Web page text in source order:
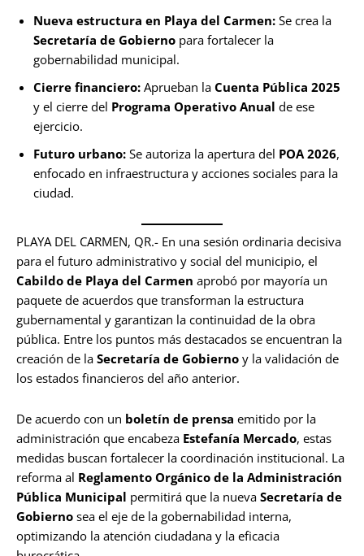
Nueva estructura en Playa del Carmen: Se crea la
Secretaría de Gobierno para fortalecer la
gobernabilidad municipal.
Cierre financiero: Aprueban la Cuenta Pública 2025
y el cierre del Programa Operativo Anual de ese
ejercicio.
Futuro urbano: Se autoriza la apertura del POA 2026,
enfocado en infraestructura y acciones sociales para la
ciudad.
PLAYA DEL CARMEN, QR.- En una sesión ordinaria decisiva
para el futuro administrativo y social del municipio, el
Cabildo de Playa del Carmen aprobó por mayoría un
paquete de acuerdos que transforman la estructura
gubernamental y garantizan la continuidad de la obra
pública. Entre los puntos más destacados se encuentran la
creación de la Secretaría de Gobierno y la validación de
los estados financieros del año anterior.
De acuerdo con un boletín de prensa emitido por la
administración que encabeza Estefanía Mercado, estas
medidas buscan fortalecer la coordinación institucional. La
reforma al Reglamento Orgánico de la Administración
Pública Municipal permitirá que la nueva Secretaría de
Gobierno sea el eje de la gobernabilidad interna,
optimizando la atención ciudadana y la eficacia